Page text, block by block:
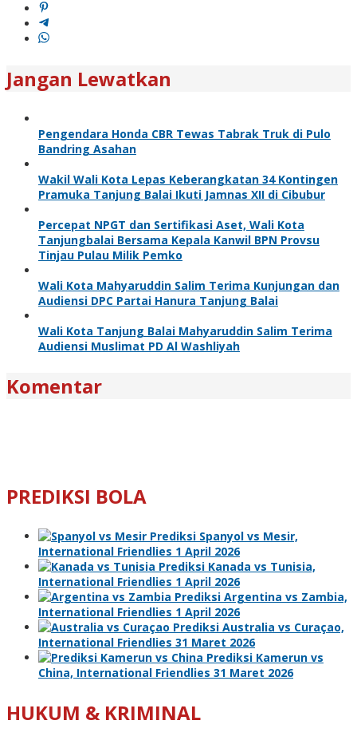
Jangan Lewatkan
Pengendara Honda CBR Tewas Tabrak Truk di Pulo
Bandring Asahan
Wakil Wali Kota Lepas Keberangkatan 34 Kontingen
Pramuka Tanjung Balai Ikuti Jamnas XII di Cibubur
Percepat NPGT dan Sertifikasi Aset, Wali Kota
Tanjungbalai Bersama Kepala Kanwil BPN Provsu
Tinjau Pulau Milik Pemko
Wali Kota Mahyaruddin Salim Terima Kunjungan dan
Audiensi DPC Partai Hanura Tanjung Balai
Wali Kota Tanjung Balai Mahyaruddin Salim Terima
Audiensi Muslimat PD Al Washliyah
Komentar
PREDIKSI BOLA
Prediksi Spanyol vs Mesir,
International Friendlies 1 April 2026
Prediksi Kanada vs Tunisia,
International Friendlies 1 April 2026
Prediksi Argentina vs Zambia,
International Friendlies 1 April 2026
Prediksi Australia vs Curaçao,
International Friendlies 31 Maret 2026
Prediksi Kamerun vs
China, International Friendlies 31 Maret 2026
HUKUM & KRIMINAL